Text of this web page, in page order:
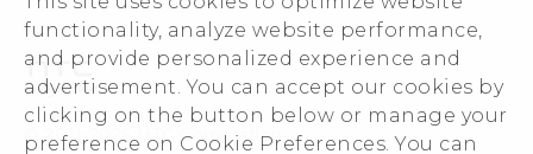
functionality, analyze website performance,
and provide personalized experience and
advertisement. You can accept our cookies by
clicking on the button below or manage your
preference on Cookie Preferences. You can
Nhà đầu tư
Làm việc tại HTC
Chính sách bảo mật
Bảo mật sản phẩm
© 2011-2026 HTC Corporation